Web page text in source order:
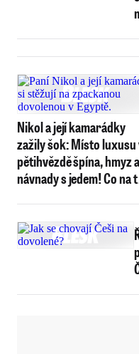
Nikol a její kamarádky
zažily šok: Místo luxusu
pětihvězdě špína, hmyz a
návnady s jedem! Co na